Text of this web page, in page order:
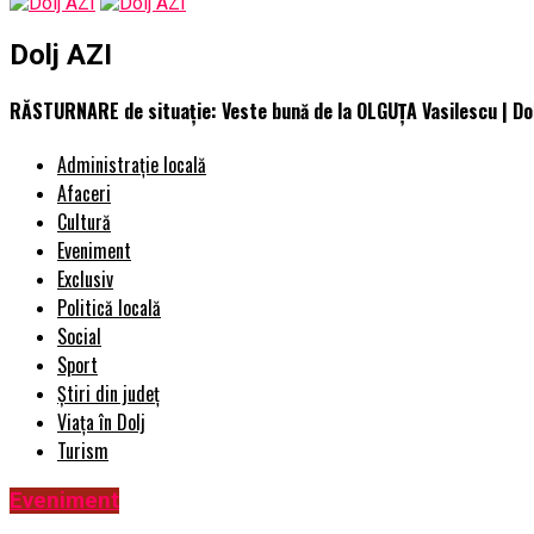
Dolj AZI
RĂSTURNARE de situație: Veste bună de la OLGUȚA Vasilescu |
Administrație locală
Afaceri
Cultură
Eveniment
Exclusiv
Politică locală
Social
Sport
Știri din județ
Viața în Dolj
Turism
Eveniment